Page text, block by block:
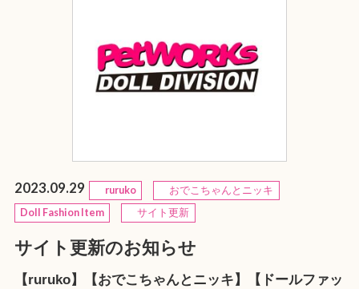
2023.09.29 ruruko
おでこちゃんとニッキ
Doll Fashion Item
サイト更新
サイト更新のお知らせ
【ruruko】【おでこちゃんとニッキ】【ドールファッ